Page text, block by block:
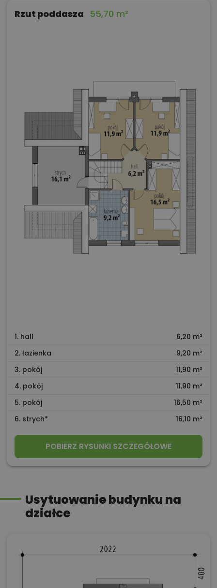
Rzut poddasza 55,70 m²
1. hall
6,20 m²
2. łazienka
9,20 m²
3. pokój
11,90 m²
4. pokój
11,90 m²
5. pokój
16,50 m²
6. strych*
16,10 m²
POBIERZ RYSUNKI SZCZEGÓŁOWE
Usytuowanie budynku na
działce